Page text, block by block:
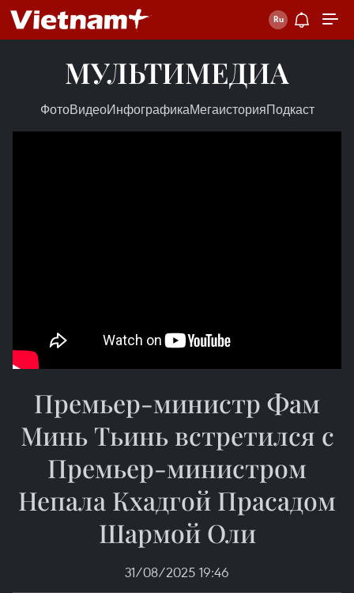
МУЛЬТИМЕДИА
ФотоВидеоИнфографикаМегаисторияПодкаст
Премьер-министр Фам
Минь Тьинь встретился с
Премьер-министром
Непала Кхадгой Прасадом
Шармой Оли
31/08/2025 19:46